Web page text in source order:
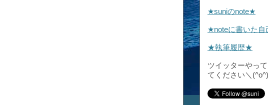
★suniのnote★
★noteに書いた
★執筆履歴★
ツイッターやっ
てください＼